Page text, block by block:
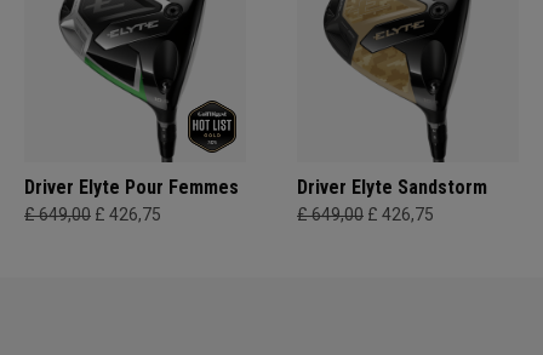
Driver Elyte Pour Femmes
£ 649,00 £ 426,75
Driver Elyte Sandstorm
£ 649,00 £ 426,75